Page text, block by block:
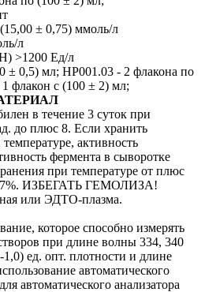
(15,00 ± 0,75) ммоль/л
л
>1200 Ед/л
± 0,5) мл; НР001.03 - 2 флакона по
флакон с (100 ± 2) мл;
в течение 3 суток при
до плюс 8. Если хранить
активность
фермента в сыворотке
при температуре от плюс
ИЗБЕГАТЬ ГЕМОЛИЗА!
или ЭДТО-плазма.
которое способно измерять
при длине волны 334, 340
ед. опт. плотности и длине
автоматического
автоматического анализатора